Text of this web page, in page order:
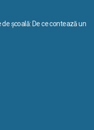
școală: De ce contează un